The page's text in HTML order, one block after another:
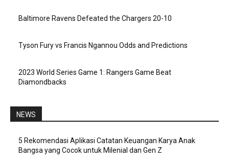
Baltimore Ravens Defeated the Chargers 20-10
Tyson Fury vs Francis Ngannou Odds and Predictions
2023 World Series Game 1: Rangers Game Beat
Diamondbacks
NEWS
5 Rekomendasi Aplikasi Catatan Keuangan Karya Anak
Bangsa yang Cocok untuk Milenial dan Gen Z